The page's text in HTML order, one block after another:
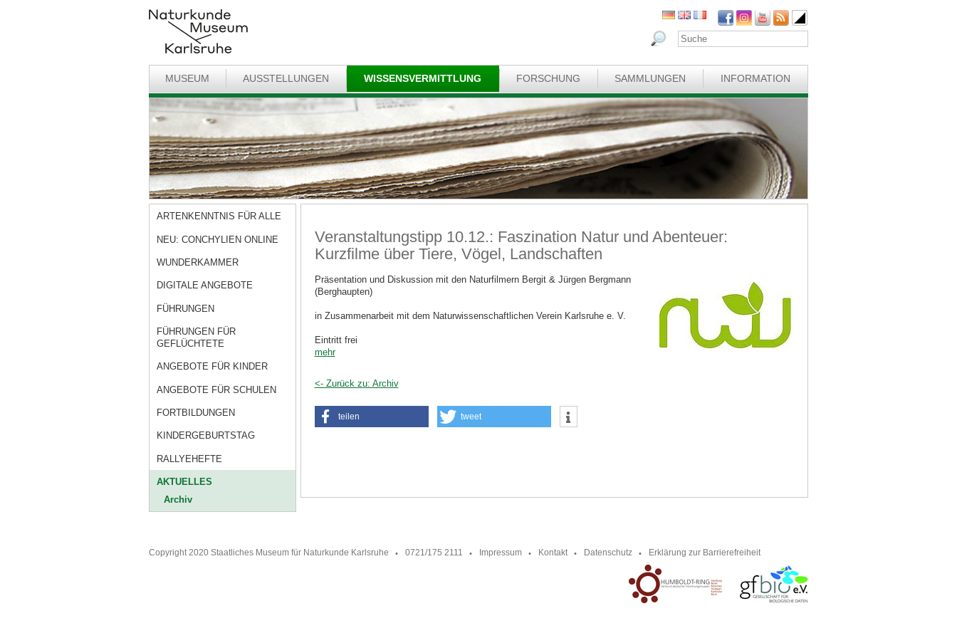
MUSEUM AUSSTELLUNGEN WISSENSVERMITTLUNG FORSCHUNG SAMMLUNGEN INFORMATION
ARTENKENNTNIS FÜR ALLE
NEU: CONCHYLIEN ONLINE
WUNDERKAMMER
DIGITALE ANGEBOTE
FÜHRUNGEN
FÜHRUNGEN FÜR
GEFLÜCHTETE
ANGEBOTE FÜR KINDER
ANGEBOTE FÜR SCHULEN
FORTBILDUNGEN
KINDERGEBURTSTAG
RALLYEHEFTE
AKTUELLES
Archiv
Veranstaltungstipp 10.12.: Faszination Natur und Abenteuer:
Kurzfilme über Tiere, Vögel, Landschaften
Präsentation und Diskussion mit den Naturfilmern Bergit & Jürgen Bergmann
(Berghaupten)
in Zusammenarbeit mit dem Naturwissenschaftlichen Verein Karlsruhe e. V.
Eintritt frei
mehr
<- Zurück zu: Archiv
teilen tweet
Copyright 2020 Staatliches Museum für Naturkunde Karlsruhe 0721/175 2111 Impressum Kontakt Datenschutz Erklärung zur Barrierefreiheit